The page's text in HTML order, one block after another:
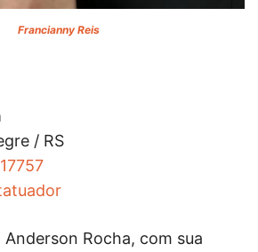
Francianny Reis
/ RS
Rocha, com sua